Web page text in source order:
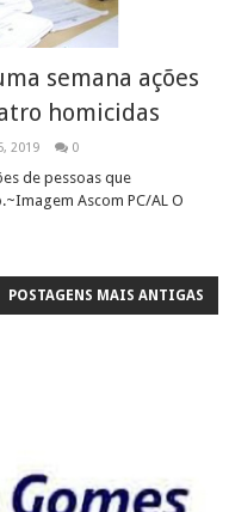
semana ações
homicidas
2019 0
de pessoas que
Ascom PC/AL O
POSTAGENS MAIS ANTIGAS